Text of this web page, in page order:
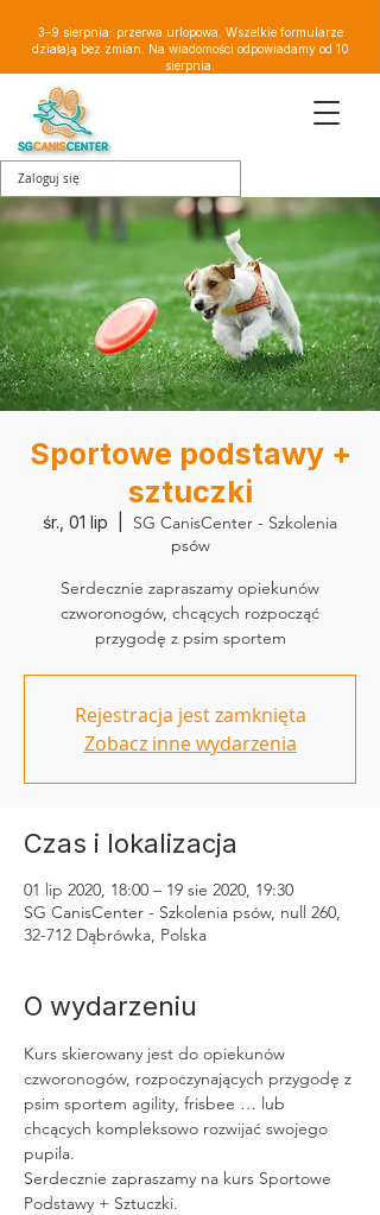
3–9 sierpnia: przerwa urlopowa. Wszelkie formularze
działają bez zmian. Na wiadomości odpowiadamy od 10
sierpnia.
Zaloguj się
Sportowe podstawy +
sztuczki
śr., 01 lip
SG CanisCenter - Szkolenia
psów
Serdecznie zapraszamy opiekunów
czworonogów, chcących rozpocząć
przygodę z psim sportem
Rejestracja jest zamknięta
Zobacz inne wydarzenia
Czas i lokalizacja
01 lip 2020, 18:00 – 19 sie 2020, 19:30
SG CanisCenter - Szkolenia psów, null 260,
32-712 Dąbrówka, Polska
O wydarzeniu
Kurs skierowany jest do opiekunów
czworonogów, rozpoczynających przygodę z
psim sportem agility, frisbee … lub
chcących kompleksowo rozwijać swojego
pupila.
Serdecznie zapraszamy na kurs Sportowe
Podstawy + Sztuczki.